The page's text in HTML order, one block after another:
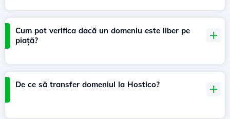
Cum pot verifica dacă un domeniu este liber pe
piață?
De ce să transfer domeniul la Hostico?